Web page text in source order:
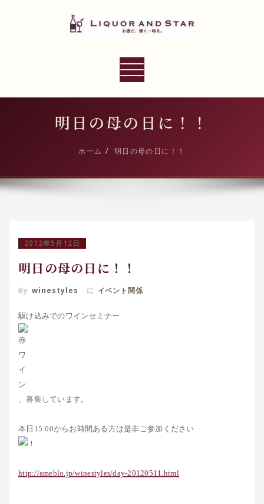
プ
LIQUOR AND STAR
ナ
ー
ョ
切
明日の母の日に！！
ホーム 明日の母の日に！！
2012年5月12日
明日の母の日に！！
By winestyles に イベント関係
駆け込みでのワインセミナー
、募集しています。
本日15:00からお時間ある方は是非ご参加ください
http://ameblo.jp/winestyles/day-20120511.html